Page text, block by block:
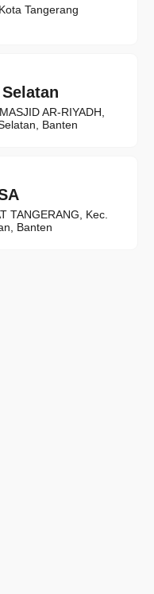
Tangerang
AR-RIYADH,
Banten
TANGERANG, Kec.
Banten